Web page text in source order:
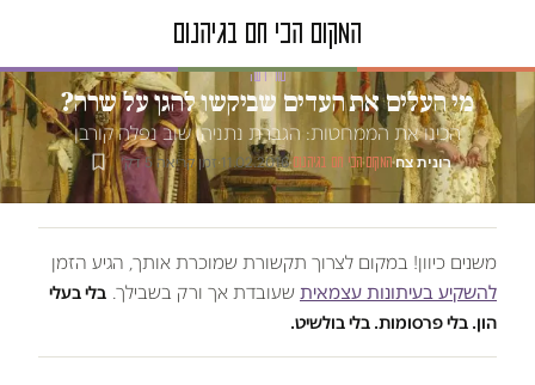
טור דעה
מי העלים את העדים שביקשו להגן על שרה?
הכינו את הממחטות: הגברת נתניהו שוב נפלה קורבן
רונית צח·המקום הכי חם בגיהנום·
11.02.2016
·זמן קריאה 5 דק׳
משנים כיוון! במקום לצרוך תקשורת שמוכרת אותך, הגיע הזמן
להשקיע בעיתונות עצמאית שעובדת אך ורק בשבילך. בלי בעלי
הון. בלי פרסומות. בלי בולשיט.